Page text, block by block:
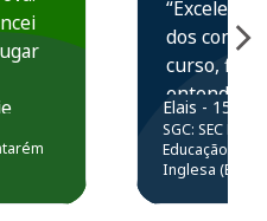
“Excelente
dos
curso,
entender e
prática
resolução
questões.”
Elais - 15/07/
SGC: SEC BA
Educação
Inglesa (Edital